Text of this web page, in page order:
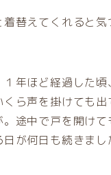
替えてくれると
年ほど経過した
ら声を掛けても
。途中で戸を開け
が何日も続きまし